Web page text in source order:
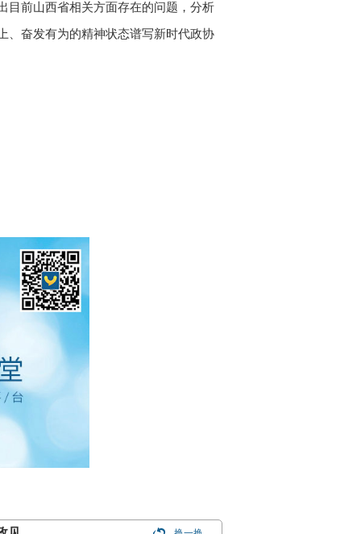
目前山西省相关方面存在的问题，分析
、奋发有为的精神状态谱写新时代政协